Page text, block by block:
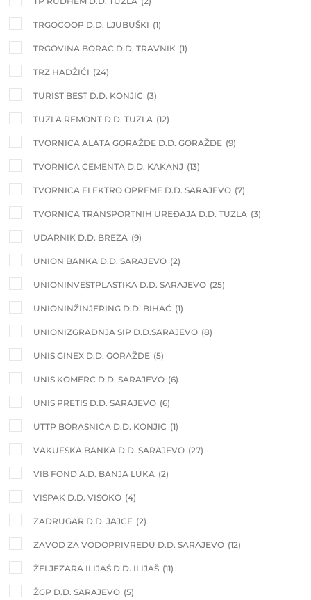
TRGOCOOP D.D. LJUBUŠKI (1)
TRGOVINA BORAC D.D. TRAVNIK (1)
TRZ HADŽIĆI (24)
TURIST BEST D.D. KONJIC (3)
TUZLA REMONT D.D. TUZLA (12)
TVORNICA ALATA GORAŽDE D.D. GORAŽDE (9)
TVORNICA CEMENTA D.D. KAKANJ (13)
TVORNICA ELEKTRO OPREME D.D. SARAJEVO (7)
TVORNICA TRANSPORTNIH UREĐAJA D.D. TUZLA (3)
UDARNIK D.D. BREZA (9)
UNION BANKA D.D. SARAJEVO (2)
UNIONINVESTPLASTIKA D.D. SARAJEVO (25)
UNIONINŽINJERING D.D. BIHAĆ (1)
UNIONIZGRADNJA SIP D.D.SARAJEVO (8)
UNIS GINEX D.D. GORAŽDE (5)
UNIS KOMERC D.D. SARAJEVO (6)
UNIS PRETIS D.D. SARAJEVO (6)
UTTP BORASNICA D.D. KONJIC (1)
VAKUFSKA BANKA D.D. SARAJEVO (27)
VIB FOND A.D. BANJA LUKA (2)
VISPAK D.D. VISOKO (4)
ZADRUGAR D.D. JAJCE (2)
ZAVOD ZA VODOPRIVREDU D.D. SARAJEVO (12)
ŽELJEZARA ILIJAŠ D.D. ILIJAŠ (11)
ŽGP D.D. SARAJEVO (5)